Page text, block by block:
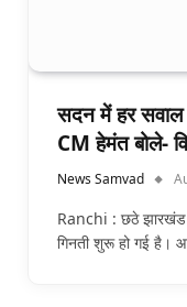
सदन में हर सवाल
CM हेमंत बोले-
News Samvad
Ranchi : छठे झारखंड
गिनती शुरू हो गई है।